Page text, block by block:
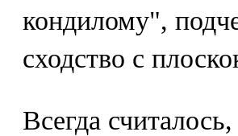
кондилому",
сходство с
Всегда